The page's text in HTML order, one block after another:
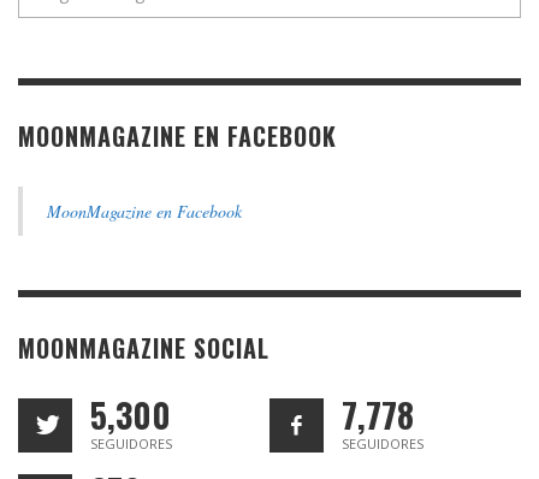
MOONMAGAZINE EN FACEBOOK
MoonMagazine en Facebook
MOONMAGAZINE SOCIAL
5,300
SEGUIDORES
7,778
SEGUIDORES